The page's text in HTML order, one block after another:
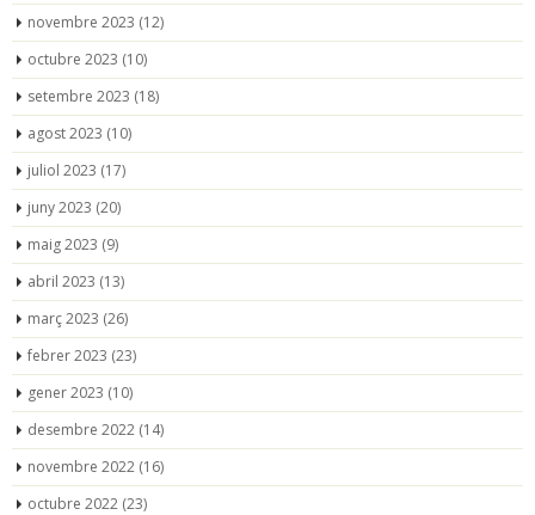
novembre 2023 (12)
octubre 2023 (10)
setembre 2023 (18)
agost 2023 (10)
juliol 2023 (17)
juny 2023 (20)
maig 2023 (9)
abril 2023 (13)
març 2023 (26)
febrer 2023 (23)
gener 2023 (10)
desembre 2022 (14)
novembre 2022 (16)
octubre 2022 (23)